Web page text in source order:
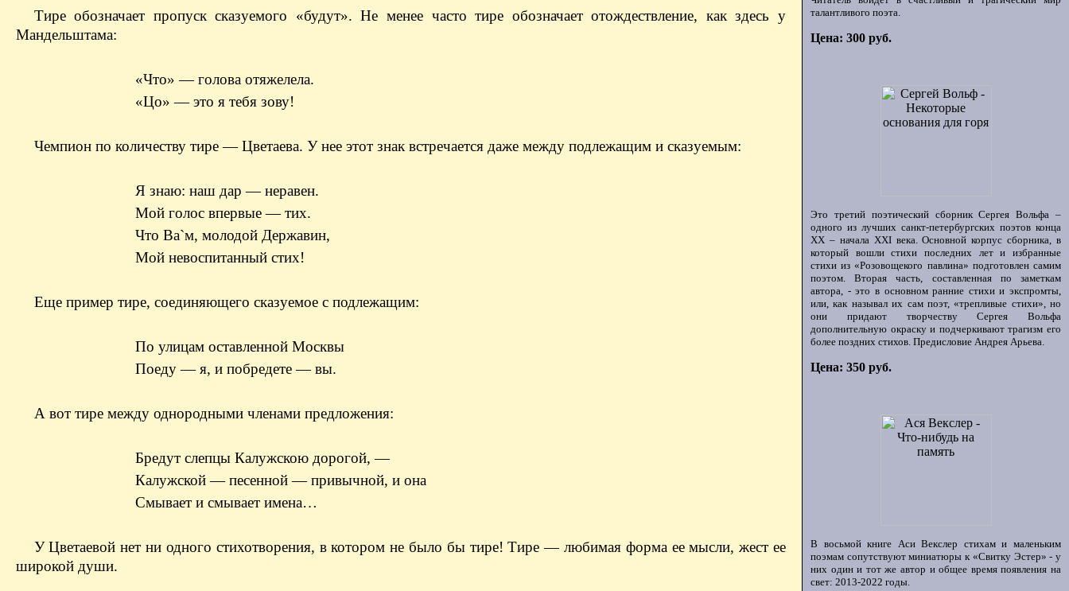
Тире обозначает пропуск сказуемого «будут». Не менее часто тире обозначает отождествление, как здесь у
Мандельштама:
«Что» — голова отяжелела.
«Цо» — это я тебя зову!
Чемпион по количеству тире — Цветаева. У нее этот знак встречается даже между подлежащим и сказуемым:
Я знаю: наш дар — неравен.
Мой голос впервые — тих.
Что Ва`м, молодой Державин,
Мой невоспитанный стих!
Еще пример тире, соединяющего сказуемое с подлежащим:
По улицам оставленной Москвы
Поеду — я, и побредете — вы.
А вот тире между однородными членами предложения:
Бредут слепцы Калужскою дорогой, —
Калужской — песенной — привычной, и она
Смывает и смывает имена…
У Цветаевой нет ни одного стихотворения, в котором не было бы тире! Тире — любимая форма ее мысли, жест ее
широкой души.
талантливого поэта.
Цена: 300 руб.
Это третий поэтический сборник Сергея Вольфа –
одного из лучших санкт-петербургских поэтов конца
ХХ – начала XXI века. Основной корпус сборника, в
который вошли стихи последних лет и избранные
стихи из «Розовощекого павлина» подготовлен самим
поэтом. Вторая часть, составленная по заметкам
автора, - это в основном ранние стихи и экспромты,
или, как называл их сам поэт, «трепливые стихи», но
они придают творчеству Сергея Вольфа
дополнительную окраску и подчеркивают трагизм его
более поздних стихов. Предисловие Андрея Арьева.
Цена: 350 руб.
В восьмой книге Аси Векслер стихам и маленьким
поэмам сопутствуют миниатюры к «Свитку Эстер» - у
них один и тот же автор и общее время появления на
свет: 2013-2022 годы.